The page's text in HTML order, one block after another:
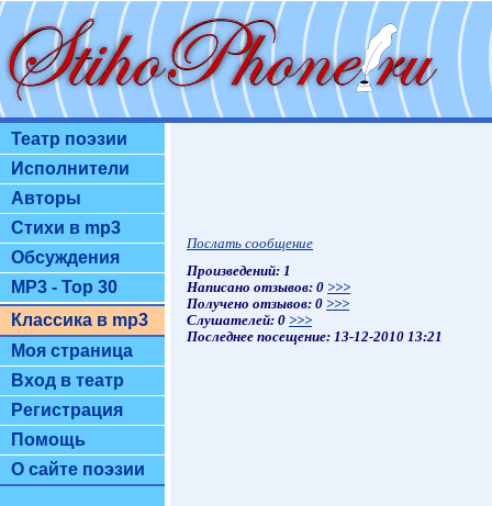
Театр поэзии
Исполнители
Авторы
Стихи в mp3
Обсуждения
MP3 - Top 30
Классика в mp3
Моя страница
Вход в театр
Регистрация
Помощь
О сайте поэзии
Послать сообщение
Произведений: 1
Написано отзывов: 0 >>>
Получено отзывов: 0 >>>
Слушателей: 0 >>>
Последнее посещение: 13-12-2010 13:21